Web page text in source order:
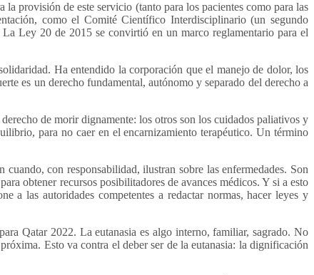
provisión de este servicio (tanto para los pacientes como para las
como el Comité Científico Interdisciplinario (un segundo
Ley 20 de 2015 se convirtió en un marco reglamentario para el
Ha entendido la corporación que el manejo de dolor, los
es un derecho fundamental, autónomo y separado del derecho a
de morir dignamente: los otros son los cuidados paliativos y
para no caer en el encarnizamiento terapéutico. Un término
con responsabilidad, ilustran sobre las enfermedades. Son
obtener recursos posibilitadores de avances médicos. Y si a esto
a las autoridades competentes a redactar normas, hacer leyes y
Qatar 2022. La eutanasia es algo interno, familiar, sagrado. No
Esto va contra el deber ser de la eutanasia: la dignificación